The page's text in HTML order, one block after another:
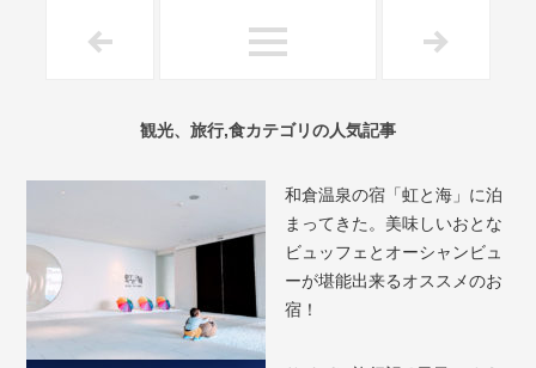
観光、旅行,食カテゴリの人気記事
和倉温泉の宿「虹と海」に泊
まってきた。美味しいおとな
ビュッフェとオーシャンビュ
ーが堪能出来るオススメのお
宿！